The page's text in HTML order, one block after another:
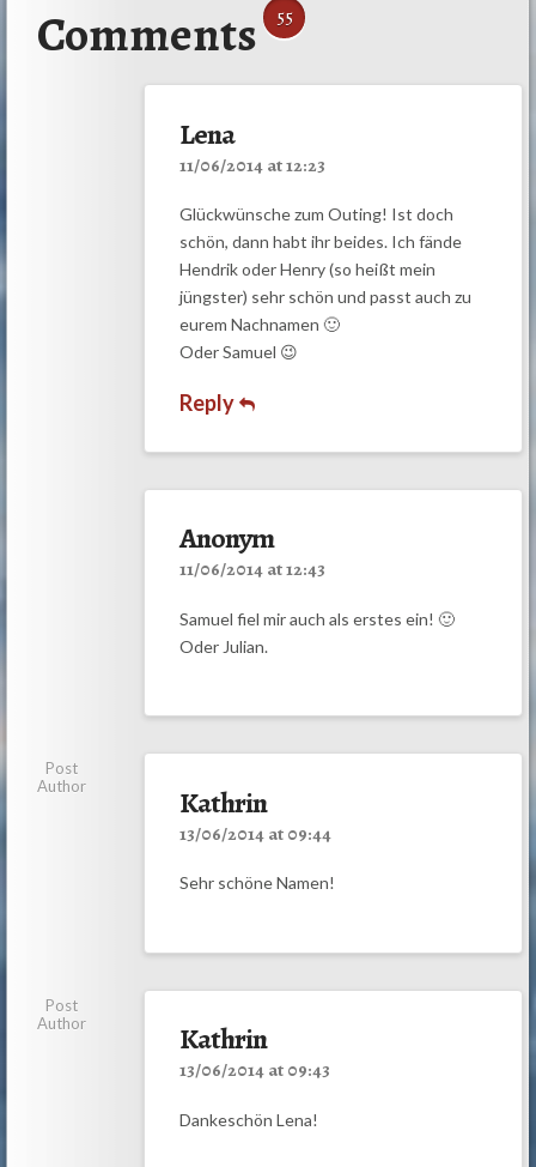
Comments 55
Lena
11/06/2014 at 12:23
Glückwünsche zum Outing! Ist doch
schön, dann habt ihr beides. Ich fände
Hendrik oder Henry (so heißt mein
jüngster) sehr schön und passt auch zu
eurem Nachnamen 🙂
Oder Samuel 😉
Reply
Anonym
11/06/2014 at 12:43
Samuel fiel mir auch als erstes ein! 🙂
Oder Julian.
Post
Author
Kathrin
13/06/2014 at 09:44
Sehr schöne Namen!
Post
Author
Kathrin
13/06/2014 at 09:43
Dankeschön Lena!